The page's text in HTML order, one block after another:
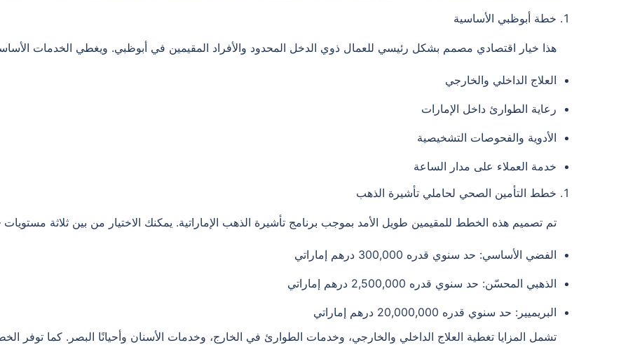
خطة أبوظبي الأساسية
هذا خيار اقتصادي مصمم بشكل رئيسي للعمال ذوي الدخل المحدود والأفراد المقيمين في أبوظبي. ويغطي الخدمات
العلاج الداخلي والخارجي
رعاية الطوارئ داخل الإمارات
الأدوية والفحوصات التشخيصية
خدمة العملاء على مدار الساعة
خطط التأمين الصحي لحاملي تأشيرة الذهب
تم تصميم هذه الخطط للمقيمين طويل الأمد بموجب برنامج تأشيرة الذهب الإماراتية. يمكنك الاختيار من بين ثلاثة
الفضي الأساسي: حد سنوي قدره 300,000 درهم إماراتي
الذهبي المحسّن: حد سنوي قدره 2,500,000 درهم إماراتي
البريميير: حد سنوي قدره 20,000,000 درهم إماراتي
تشمل المزايا تغطية العلاج الداخلي والخارجي، وخدمات الطوارئ في الخارج، وخدمات الأسنان وأحيانًا البصر. كما توفر الخطط